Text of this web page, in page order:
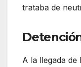
trataba de
A la llegada